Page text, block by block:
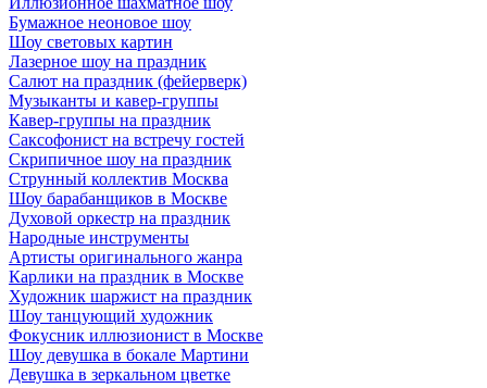
Бумажное неоновое шоу
Шоу световых картин
Лазерное шоу на праздник
Салют на праздник (фейерверк)
Музыканты и кавер-группы
Кавер-группы на праздник
Саксофонист на встречу гостей
Скрипичное шоу на праздник
Струнный коллектив Москва
Шоу барабанщиков в Москве
Духовой оркестр на праздник
Народные инструменты
Артисты оригинального жанра
Карлики на праздник в Москве
Художник шаржист на праздник
Шоу танцующий художник
Фокусник иллюзионист в Москве
Шоу девушка в бокале Мартини
Девушка в зеркальном цветке